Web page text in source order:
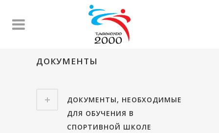
ДОКУМЕНТЫ
ДОКУМЕНТЫ, НЕОБХОДИМЫЕ
ДЛЯ ОБУЧЕНИЯ В
СПОРТИВНОЙ ШКОЛЕ